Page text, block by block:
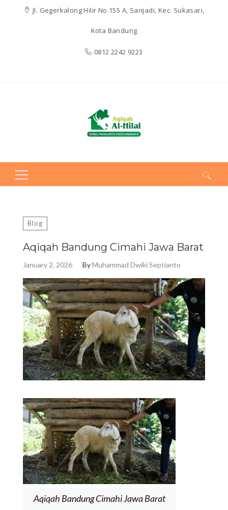
Jl. Gegerkalong Hilir No.155 A, Sarijadi, Kec. Sukasari,
Kota Bandung
0812 2242 9223
Search
Blog
Aqiqah Bandung Cimahi Jawa Barat
January 2, 2026 ByMuhammad Dwiki Septianto
Aqiqah Bandung Cimahi Jawa Barat